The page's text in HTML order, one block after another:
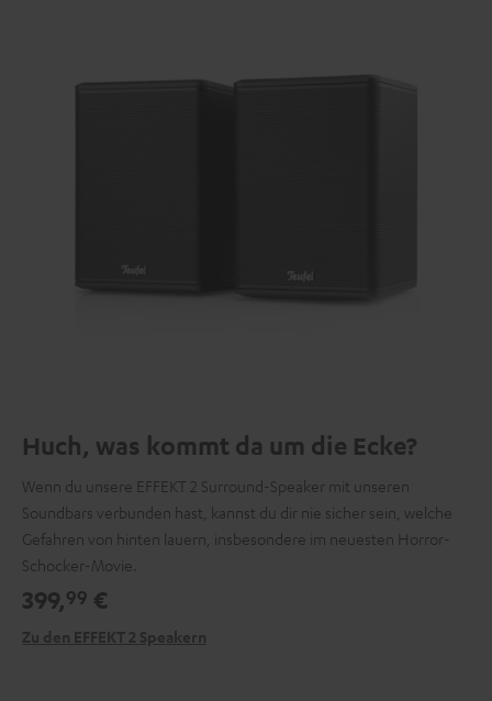
Huch, was kommt da um die Ecke?
Wenn du unsere EFFEKT 2 Surround-Speaker mit unseren
Soundbars verbunden hast, kannst du dir nie sicher sein, welche
Gefahren von hinten lauern, insbesondere im neuesten Horror-
Schocker-Movie.
399,99 €
Zu den EFFEKT 2 Speakern